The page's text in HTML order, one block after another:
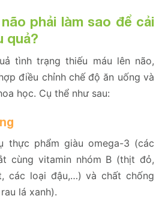
phải làm sao để cải
quả?
tình trạng thiếu máu lên não,
điều chỉnh chế độ ăn uống và
học. Cụ thể như sau:
thực phẩm giàu omega-3 (các
cùng vitamin nhóm B (thịt đỏ,
các loại đậu,…) và chất chống
lá xanh).